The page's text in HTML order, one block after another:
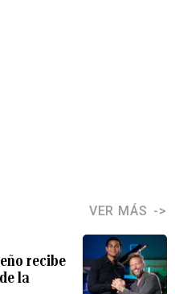
VER MÁS
recibe
la